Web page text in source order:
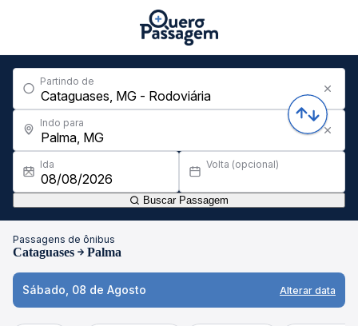
Partindo de
Indo para
Ida Volta (opcional)
Buscar Passagem
Passagens de ônibus
Cataguases Palma
Sábado, 08 de Agosto Alterar data